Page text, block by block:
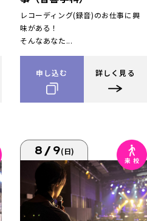
レコーディング(録音)のお仕事に興
味がある！
そんなあなた...
申し込む 詳しく見る
8/9(日)